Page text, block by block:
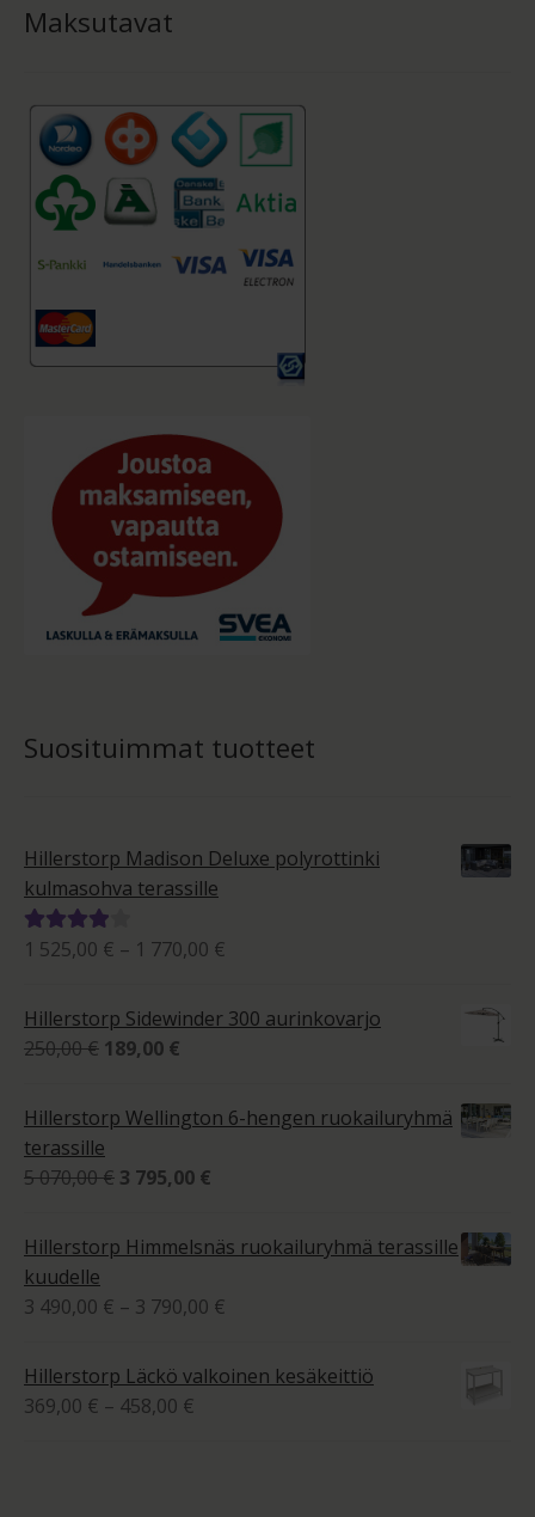
Maksutavat
Suosituimmat tuotteet
Hillerstorp Madison Deluxe polyrottinki
kulmasohva terassille
Arvostelu
1 525,00 € – 1 770,00 €
525,00 €
Hillerstorp Sidewinder 300 aurinkovarjo
250,00€ Alkuperäinen
oli:
250,00 €.
189,00 €
on:
189,00 €.
Hillerstorp Wellington 6-hengen ruokailuryhmä
terassille
5 070,00€ Alkuperäinen
oli:
070,00 €.
3 795,00 €
on:
795,00 €.
Hillerstorp Himmelsnäs ruokailuryhmä terassille
kuudelle
3 490,00 € – 3 790,00 €
490,00 €
Hillerstorp Läckö valkoinen kesäkeittiö
369,00 € – 458,00 €